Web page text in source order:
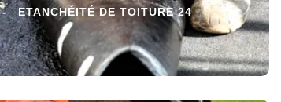
ETANCHÉITÉ DE TOITURE 24